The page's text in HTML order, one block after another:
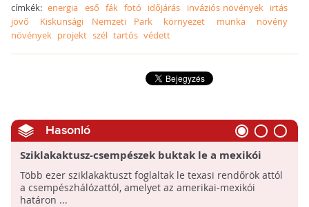
címkék:energia eső fák fotó időjárás inváziós növények irtás
jövő
Kiskunsági Nemzeti Park környezet munka
növény
növények projekt szél tartós védett
Hasonló
Sziklakaktusz-csempészek buktak le a mexikói
határon
Több ezer sziklakaktuszt foglaltak le texasi rendőrök attól
a csempészhálózattól, amelyet az amerikai-mexikói
határon ...